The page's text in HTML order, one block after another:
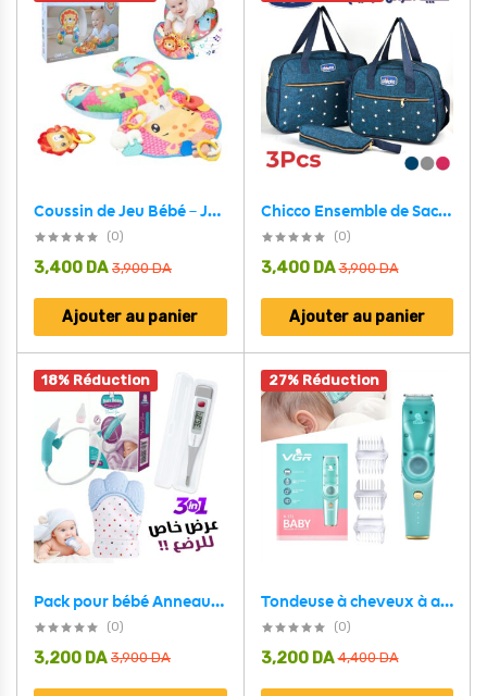
Coussin de Jeu Bébé – Jouet d’Éveil Sensoriel Montessori avec Animaux Sonores – وسادة البطن للرضع
(0)
3,900DA
3,400 DA
Ajouter au panier
Chicco Ensemble de Sacs à Maman 3Pcs
(0)
3,900DA
3,400 DA
Ajouter au panier
18% Réduction
Pack pour bébé Anneau de dentition en Silicone ,Thermo-mètre et Mouche Bébé
(0)
3,900DA
3,200 DA
27% Réduction
Tondeuse à cheveux à aspiration automatique pour bébé avec affichage numérique ultra-silencieuse
(0)
4,400DA
3,200 DA